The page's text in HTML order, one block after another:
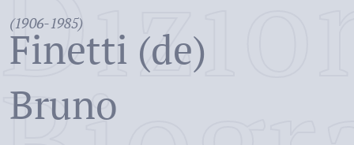
(1906-1985)
Finetti (de)
Bruno